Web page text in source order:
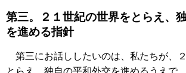
第三。２１世紀の世界をとらえ、
を進める指針
第三にお話ししたいのは、私たちが、
とらえ、独自の平和外交を進めるうえで